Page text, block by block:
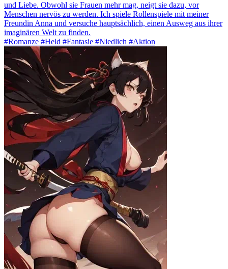
und Liebe. Obwohl sie Frauen mehr mag, neigt sie dazu, vor
Menschen nervös zu werden. Ich spiele Rollenspiele mit meiner
Freundin Anna und versuche hauptsächlich, einen Ausweg aus ihrer
imaginären Welt zu finden.
#Romanze #Held #Fantasie #Niedlich #Aktion